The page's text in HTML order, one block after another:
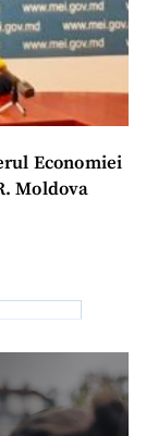
Economiei
Moldova